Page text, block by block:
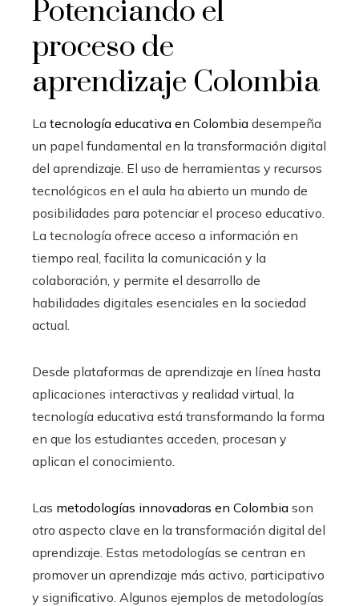
Potenciando el
proceso de
aprendizaje Colombia
La tecnología educativa en Colombia desempeña
un papel fundamental en la transformación digital
del aprendizaje. El uso de herramientas y recursos
tecnológicos en el aula ha abierto un mundo de
posibilidades para potenciar el proceso educativo.
La tecnología ofrece acceso a información en
tiempo real, facilita la comunicación y la
colaboración, y permite el desarrollo de
habilidades digitales esenciales en la sociedad
actual.
Desde plataformas de aprendizaje en línea hasta
aplicaciones interactivas y realidad virtual, la
tecnología educativa está transformando la forma
en que los estudiantes acceden, procesan y
aplican el conocimiento.
Las metodologías innovadoras en Colombia son
otro aspecto clave en la transformación digital del
aprendizaje. Estas metodologías se centran en
promover un aprendizaje más activo, participativo
y significativo. Algunos ejemplos de metodologías